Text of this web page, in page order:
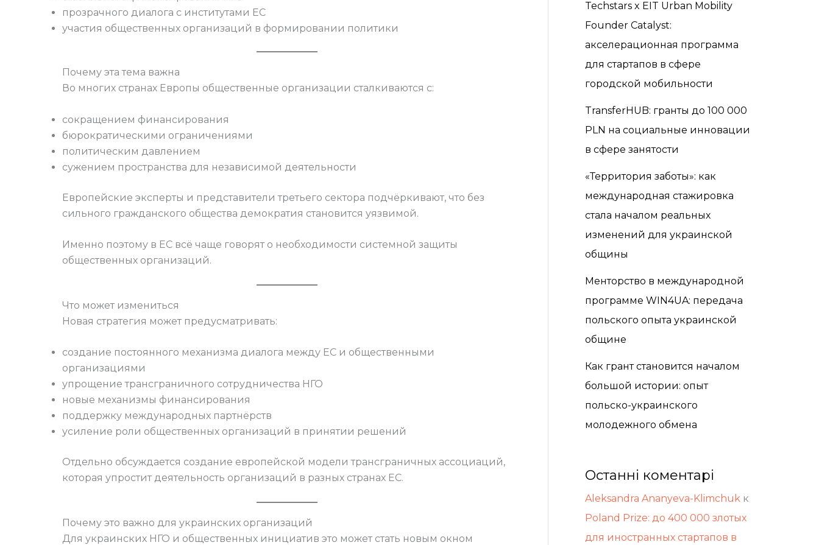
прозрачного диалога с институтами ЕС
участия общественных организаций в формировании политики
Почему эта тема важна
Во многих странах Европы общественные организации сталкиваются с:
сокращением финансирования
бюрократическими ограничениями
политическим давлением
сужением пространства для независимой деятельности
Европейские эксперты и представители третьего сектора подчёркивают, что без
сильного гражданского общества демократия становится уязвимой.
Именно поэтому в ЕС всё чаще говорят о необходимости системной защиты
общественных организаций.
Что может измениться
Новая стратегия может предусматривать:
создание постоянного механизма диалога между ЕС и общественными
организациями
упрощение трансграничного сотрудничества НГО
новые механизмы финансирования
поддержку международных партнёрств
усиление роли общественных организаций в принятии решений
Отдельно обсуждается создание европейской модели трансграничных ассоциаций,
которая упростит деятельность организаций в разных странах ЕС.
Почему это важно для украинских организаций
Для украинских НГО и общественных инициатив это может стать новым окном
Techstars x EIT Urban Mobility
Founder Catalyst:
акселерационная программа
для стартапов в сфере
городской мобильности
TransferHUB: гранты до 100 000
PLN на социальные инновации
в сфере занятости
«Территория заботы»: как
международная стажировка
стала началом реальных
изменений для украинской
общины
Менторство в международной
программе WIN4UA: передача
польского опыта украинской
общине
Как грант становится началом
большой истории: опыт
польско-украинского
молодежного обмена
Останні коментарі
Aleksandra Ananyeva-Klimchuk к
Poland Prize: до 400 000 злотых
для иностранных стартапов в